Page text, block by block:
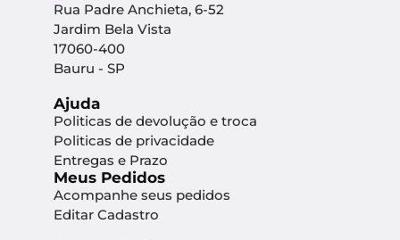
Rua Padre Anchieta, 6-52
Jardim Bela Vista
17060-400
Bauru - SP
Ajuda
Politicas de devolução e troca
Politicas de privacidade
Entregas e Prazo
Meus Pedidos
Acompanhe seus pedidos
Editar Cadastro